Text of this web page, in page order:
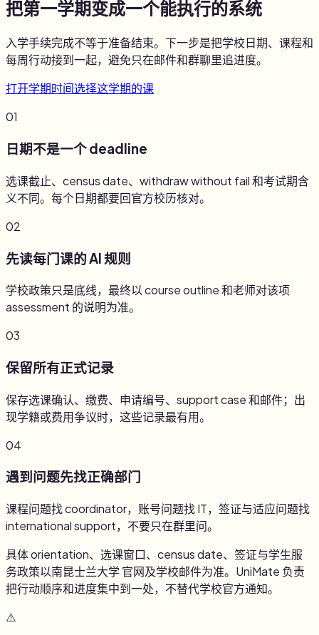
把第一学期变成一个能执行的系统
入学手续完成不等于准备结束。下一步是把学校日期、课程和
每周行动接到一起，避免只在邮件和群聊里追进度。
打开学期时间选择这学期的课
01
日期不是一个 deadline
选课截止、census date、withdraw without fail 和考试期含
义不同。每个日期都要回官方校历核对。
02
先读每门课的 AI 规则
学校政策只是底线，最终以 course outline 和老师对该项
assessment 的说明为准。
03
保留所有正式记录
保存选课确认、缴费、申请编号、support case 和邮件；出
现学籍或费用争议时，这些记录最有用。
04
遇到问题先找正确部门
课程问题找 coordinator，账号问题找 IT，签证与适应问题找
international support，不要只在群里问。
具体 orientation、选课窗口、census date、签证与学生服
务政策以南昆士兰大学官网及学校邮件为准。UniMate 负责
把行动顺序和进度集中到一处，不替代学校官方通知。
⚠️